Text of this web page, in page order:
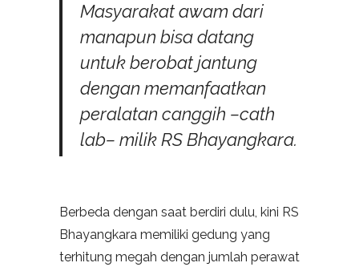
Masyarakat awam dari
manapun bisa datang
untuk berobat jantung
dengan memanfaatkan
peralatan canggih –cath
lab– milik RS Bhayangkara.
Berbeda dengan saat berdiri dulu, kini RS
Bhayangkara memiliki gedung yang
terhitung megah dengan jumlah perawat